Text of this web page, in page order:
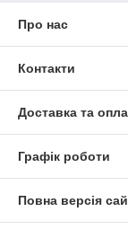
Про нас
Контакти
Доставка та
Графік роботи
Повна версія